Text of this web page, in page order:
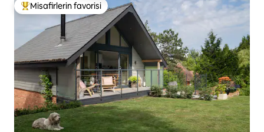
Misafirlerin favorilerinden en beğenilenler arasında
Misafirlerin favorisi